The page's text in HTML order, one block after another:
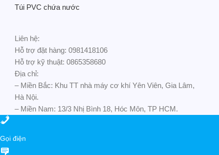
Túi PVC chứa nước
Liên hệ:
Hỗ trợ đặt hàng: 0981418106
Hỗ trợ kỹ thuật: 0865358680
Địa chỉ:
– Miền Bắc: Khu TT nhà máy cơ khí Yên Viên, Gia Lâm,
Hà Nội.
– Miền Nam: 13/3 Nhị Bình 18, Hóc Môn, TP HCM.
Gọi điện